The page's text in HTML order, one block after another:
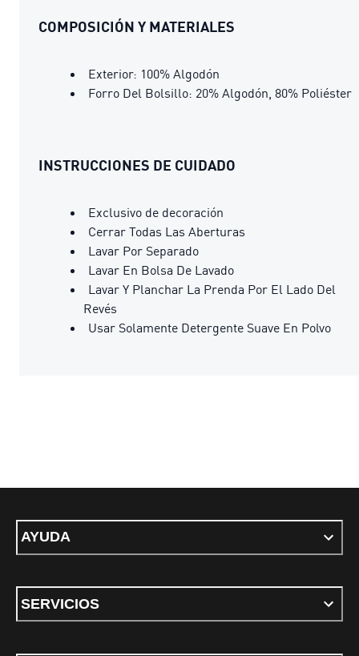
COMPOSICIÓN Y MATERIALES
Exterior: 100% Algodón
Forro Del Bolsillo: 20% Algodón, 80% Poliéster
INSTRUCCIONES DE CUIDADO
Exclusivo de decoración
Cerrar Todas Las Aberturas
Lavar Por Separado
Lavar En Bolsa De Lavado
Lavar Y Planchar La Prenda Por El Lado Del
Revés
Usar Solamente Detergente Suave En Polvo
AYUDA
SERVICIOS